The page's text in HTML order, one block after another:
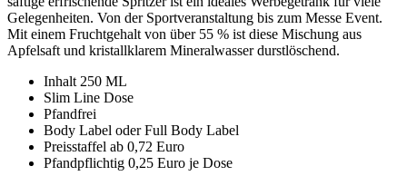
Gelegenheiten. Von der Sportveranstaltung bis zum Messe Event.
Mit einem Fruchtgehalt von über 55 % ist diese Mischung aus
Apfelsaft und kristallklarem Mineralwasser durstlöschend.
Inhalt 250 ML
Slim Line Dose
Pfandfrei
Body Label oder Full Body Label
Preisstaffel ab 0,72 Euro
Pfandpflichtig 0,25 Euro je Dose